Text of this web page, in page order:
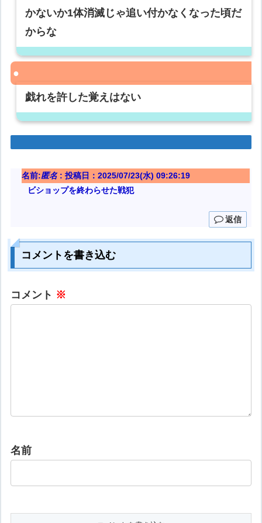
かないか1体消滅じゃ追い付かなくなった頃だ
からな
戯れを許した覚えはない
名前:匿名: 投稿日：2025/07/23(水) 09:26:19
ビショップを終わらせた戦犯
返信
コメントを書き込む
コメント ※
名前